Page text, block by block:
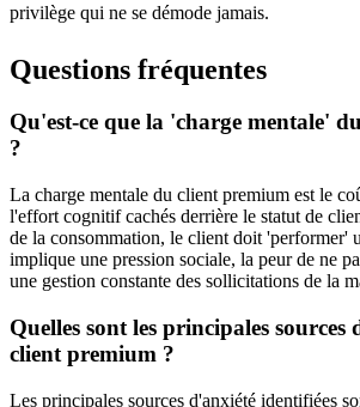
privilège qui ne se démode jamais.
Questions fréquentes
Qu'est-ce que la 'charge mentale'
?
La charge mentale du client premium est le
l'effort cognitif cachés derrière le statut de
de la consommation, le client doit 'performer'
implique une pression sociale, la peur de ne
une gestion constante des sollicitations de la
Quelles sont les principales
client premium ?
Les principales sources d'anxiété identifiées